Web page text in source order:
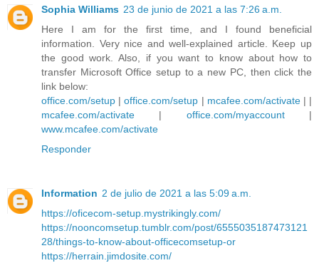
Sophia Williams 23 de junio de 2021 a las 7:26 a.m.
Here I am for the first time, and I found beneficial
information. Very nice and well-explained article. Keep up
the good work. Also, if you want to know about how to
transfer Microsoft Office setup to a new PC, then click the
link below:
office.com/setup |office.com/setup | mcafee.com/activate| |
mcafee.com/activate | office.com/myaccount|
www.mcafee.com/activate
Responder
Information 2 de julio de 2021 a las 5:09 a.m.
https://oficecom-setup.mystrikingly.com/
https://nooncomsetup.tumblr.com/post/6555035187473121
28/things-to-know-about-officecomsetup-or
https://herrain.jimdosite.com/